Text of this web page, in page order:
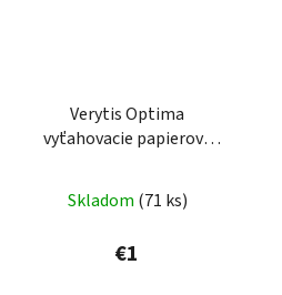
Verytis Optima
vyťahovacie papierové
Skladom (71 ks)
€1